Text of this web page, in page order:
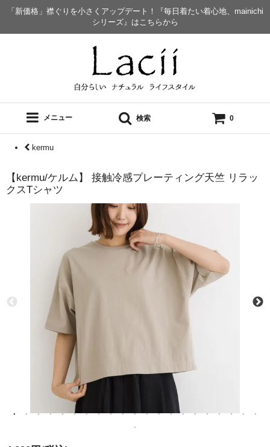
「新価格」襟ぐりを小さくアップデート！『毎日着たい着心地、mainichi
シリーズ』はこちらから
メニュー 検索 0
kermu
【kermu/ケルム】 接触冷感プレーティング天竺 リラッ
クスTシャツ